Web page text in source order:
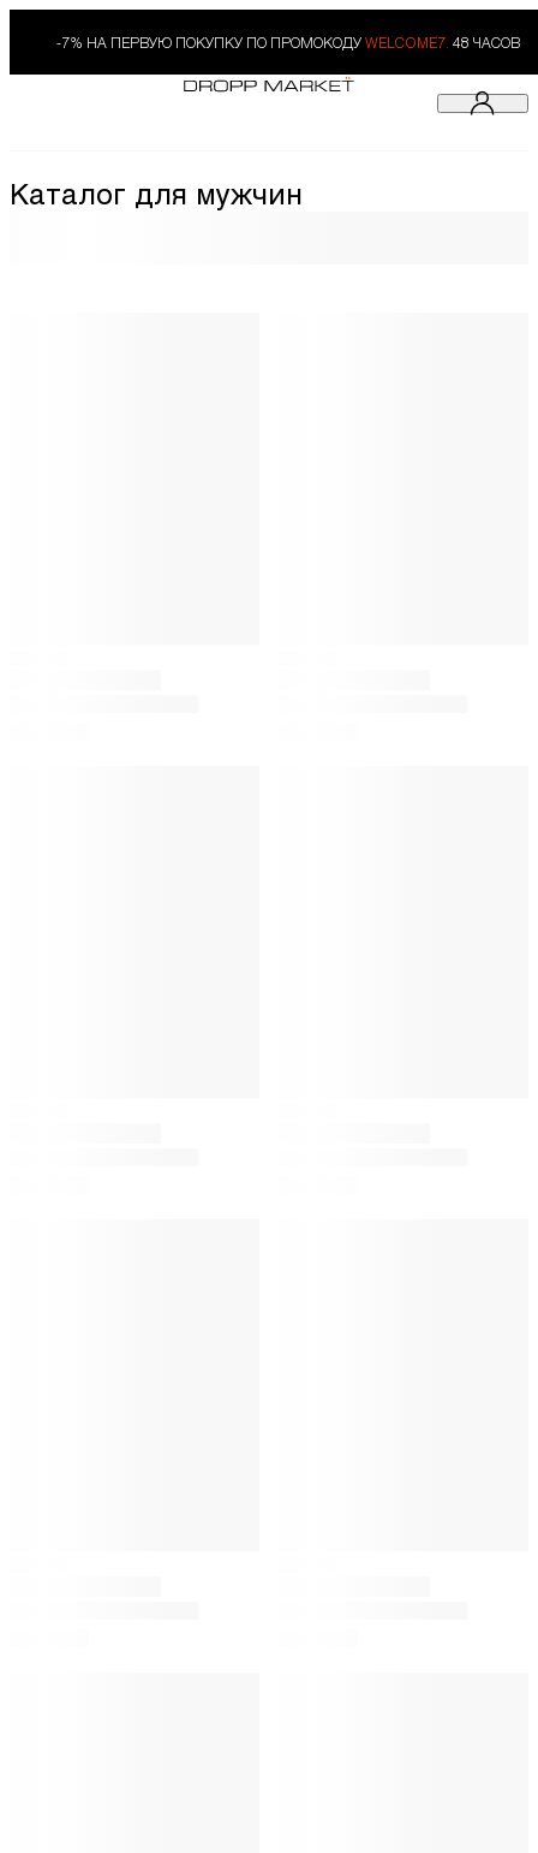
-7% НА ПЕРВУЮ ПОКУПКУ ПО ПРОМОКОДУ WELCOME7. 48 ЧАСОВ
Каталог для мужчин